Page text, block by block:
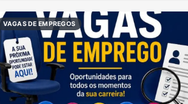
VAGAS DE EMPREGOS